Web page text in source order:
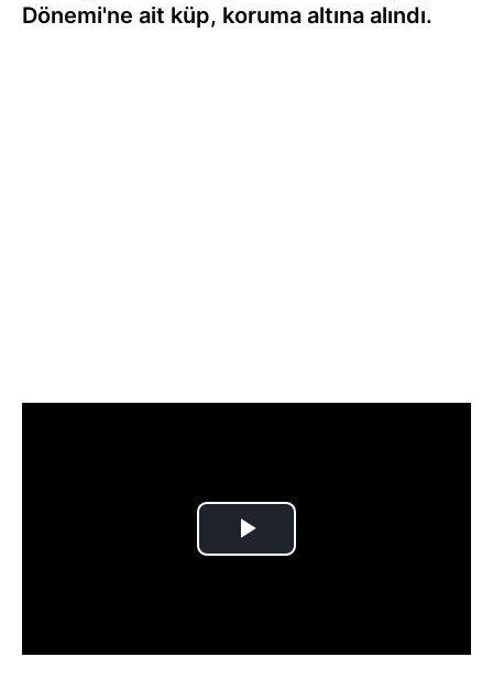
Dönemi'ne ait küp, koruma altına alındı.